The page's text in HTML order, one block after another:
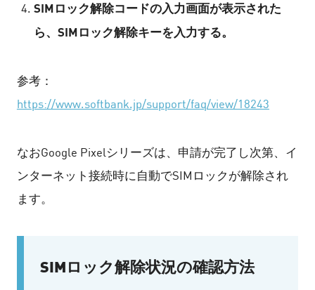
SIMロック解除コードの入力画面が表示された
ら、SIMロック解除キーを入力する。
参考：
https://www.softbank.jp/support/faq/view/18243
なおGoogle Pixelシリーズは、申請が完了し次第、イ
ンターネット接続時に自動でSIMロックが解除され
ます。
SIMロック解除状況の確認方法